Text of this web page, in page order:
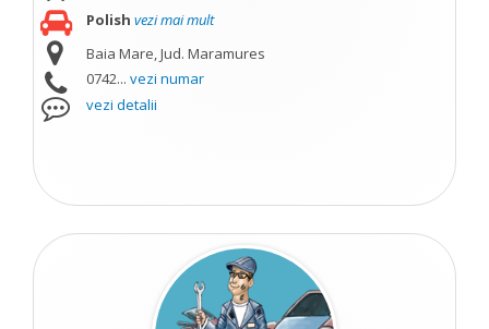
Polish vezi mai mult
Baia Mare, Jud. Maramures
0742... vezi numar
vezi detalii